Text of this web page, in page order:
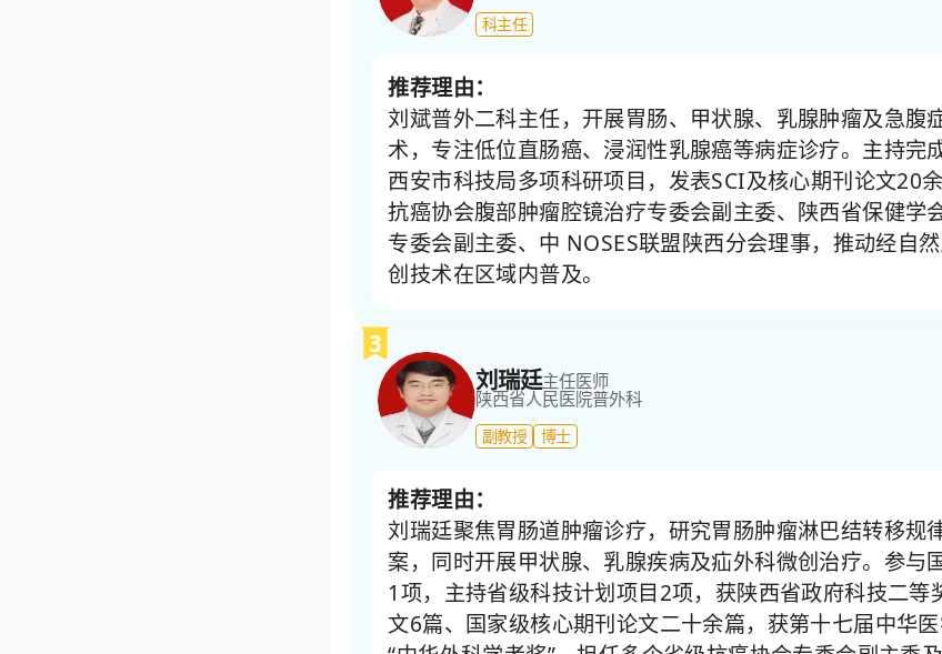
科主任
推荐理由：
刘斌普外二科主任，开展胃肠、甲状腺、乳腺肿瘤及急腹
术，专注低位直肠癌、浸润性乳腺癌等病症诊疗。主持完
西安市科技局多项科研项目，发表SCI及核心期刊论文20
抗癌协会腹部肿瘤腔镜治疗专委会副主委、陕西省保健学
专委会副主委、中 NOSES联盟陕西分会理事，推动经自
创技术在区域内普及。
3
刘瑞廷主任医师
陕西省人民医院普外科
副教授 博士
推荐理由：
刘瑞廷聚焦胃肠道肿瘤诊疗，研究胃肠肿瘤淋巴结转移规
案，同时开展甲状腺、乳腺疾病及疝外科微创治疗。参与
1项，主持省级科技计划项目2项，获陕西省政府科技二等
文6篇、国家级核心期刊论文二十余篇，获第十七届中华